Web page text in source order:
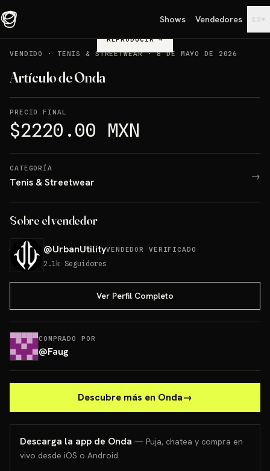
Shows Vendedores ES ▾
REPRODUCIR→
VENDIDO
· TENIS & STREETWEAR·8 DE MAYO DE 2026
Artículo de Onda
PRECIO FINAL
$2220.00 MXN
CATEGORÍA
Tenis & Streetwear →
Sobre el vendedor
@UrbanUtilityVENDEDOR VERIFICADO
2.1k Seguidores
Ver Perfil Completo
COMPRADO POR
@Faug
Descubre más en Onda→
Descarga la app de Onda — Puja, chatea y compra en
vivo desde iOS o Android.